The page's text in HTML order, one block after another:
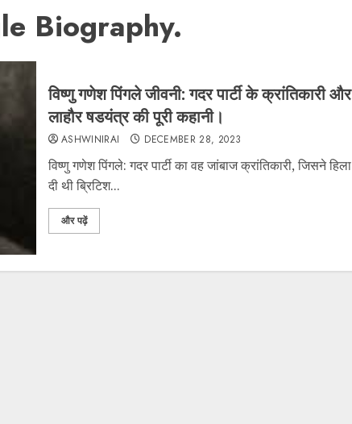
Biography.
विष्णु गणेश पिंगले जीवनी: गदर पार्टी के क्रांतिकारी और
लाहौर षडयंत्र की पूरी कहानी।
ASHWINIRAI DECEMBER 28, 2023
विष्णु गणेश पिंगले: गदर पार्टी का वह जांबाज क्रांतिकारी, जिसने हिला
दी थी ब्रिटिश...
और पढ़ें